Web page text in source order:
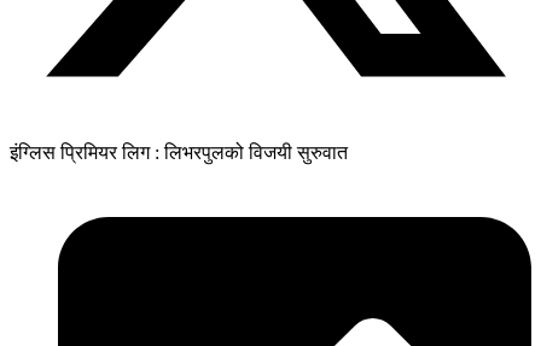
इंग्लिस प्रिमियर लिग : लिभरपुलको विजयी सुरुवात